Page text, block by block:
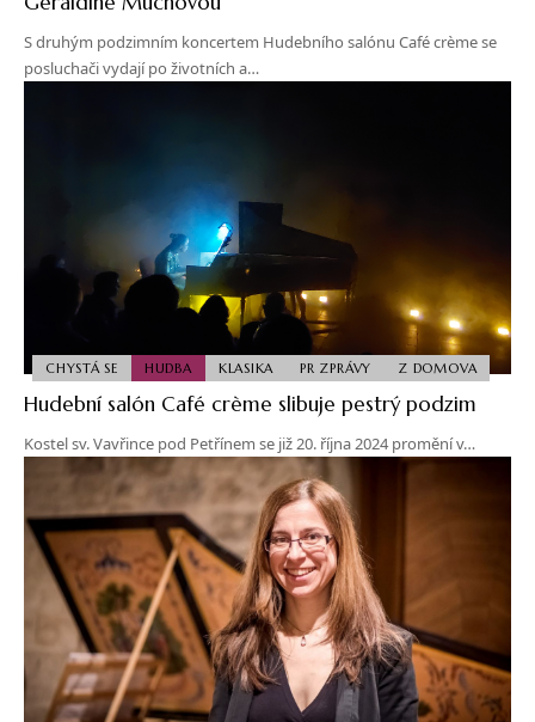
S druhým podzimním koncertem Hudebního salónu Café crème se
posluchači vydají po životních a…
CHYSTÁ SE HUDBA KLASIKA PR ZPRÁVY Z DOMOVA
Hudební salón Café crème slibuje pestrý podzim
Kostel sv. Vavřince pod Petřínem se již 20. října 2024 promění v…